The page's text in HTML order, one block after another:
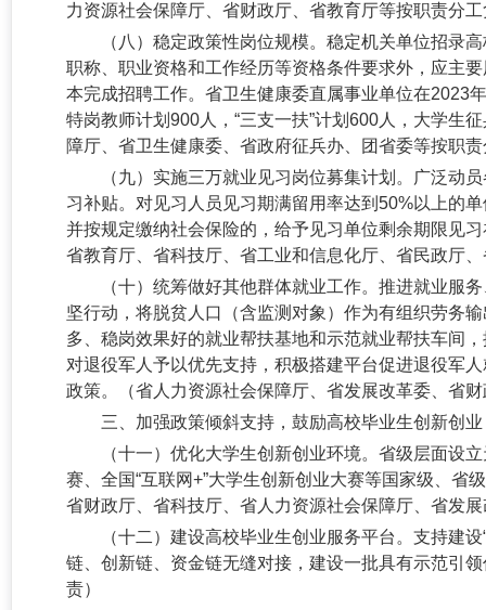
力资源社会保障厅、省财政厅、省教育厅等按职责分
（八）稳定政策性岗位规模。 稳定机关单位招录
职称、职业资格和工作经历等资格条件要求外，应主
本完成招聘工作。省卫生健康委直属事业单位在2023
特岗教师计划900人，“三支一扶”计划600人，大学生
障厅、省卫生健康委、省政府征兵办、团省委等按职
（九）实施三万就业见习岗位募集计划。 广泛动
习补贴。对见习人员见习期满留用率达到50%以上的
并按规定缴纳社会保险的，给予见习单位剩余期限见
省教育厅、省科技厅、省工业和信息化厅、省民政厅
（十）统筹做好其他群体就业工作。 推进就业服
坚行动，将脱贫人口（含监测对象）作为有组织劳务
多、稳岗效果好的就业帮扶基地和示范就业帮扶车间
对退役军人予以优先支持，积极搭建平台促进退役军
政策。（省人力资源社会保障厅、省发展改革委、省
三、加强政策倾斜支持，鼓励高校毕业生创新创业
（十一）优化大学生创新创业环境。 省级层面设
赛、全国“互联网+”大学生创新创业大赛等国家级、
省财政厅、省科技厅、省人力资源社会保障厅、省发
（十二）建设高校毕业生创业服务平台。 支持建设
链、创新链、资金链无缝对接，建设一批具有示范引
责）